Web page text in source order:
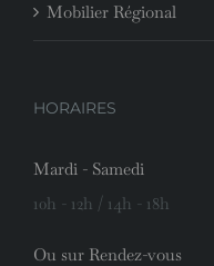
Mobilier Régional
HORAIRES
Mardi - Samedi
10h - 12h / 14h - 18h
Ou sur Rendez-vous